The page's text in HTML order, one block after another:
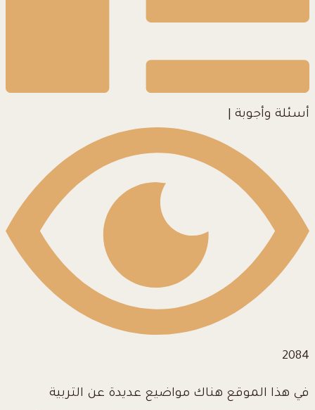
أسئلة وأجوبة
2084
في هذا الموقع هناك مواضيع عديدة عن التربية